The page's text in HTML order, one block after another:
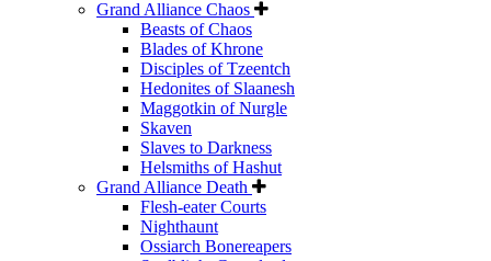
Grand Alliance Chaos
Beasts of Chaos
Blades of Khrone
Disciples of Tzeentch
Hedonites of Slaanesh
Maggotkin of Nurgle
Skaven
Slaves to Darkness
Helsmiths of Hashut
Grand Alliance Death
Flesh-eater Courts
Nighthaunt
Ossiarch Bonereapers